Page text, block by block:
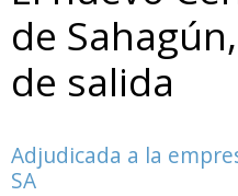
de
de salida
Adjudicada a la
SA